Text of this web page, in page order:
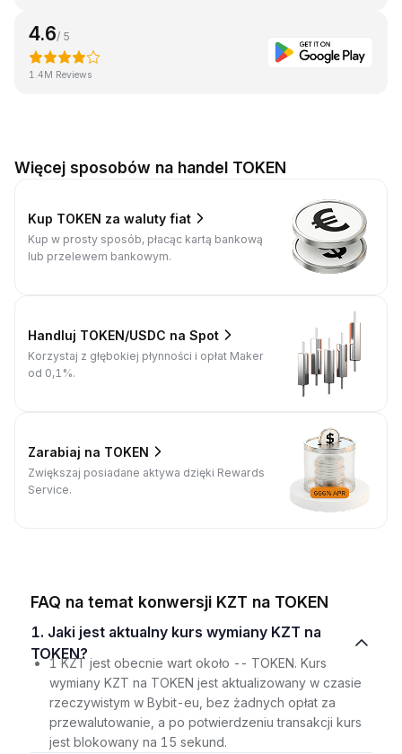
4.6/ 5
1.4M Reviews
Więcej sposobów na handel TOKEN
Kup TOKEN za waluty fiat
Kup w prosty sposób, płacąc kartą bankową
lub przelewem bankowym.
Handluj TOKEN/USDC na Spot
Korzystaj z głębokiej płynności i opłat Maker
od 0,1%.
Zarabiaj na TOKEN
Zwiększaj posiadane aktywa dzięki Rewards
Service.
FAQ na temat konwersji KZT na TOKEN
1. Jaki jest aktualny kurs wymiany KZT na
TOKEN?
1 KZT jest obecnie wart około -- TOKEN. Kurs
wymiany KZT na TOKEN jest aktualizowany w czasie
rzeczywistym w Bybit-eu, bez żadnych opłat za
przewalutowanie, a po potwierdzeniu transakcji kurs
jest blokowany na 15 sekund.